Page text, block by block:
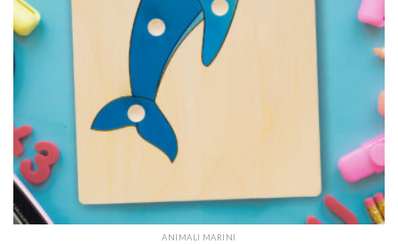
ANIMALI MARINI